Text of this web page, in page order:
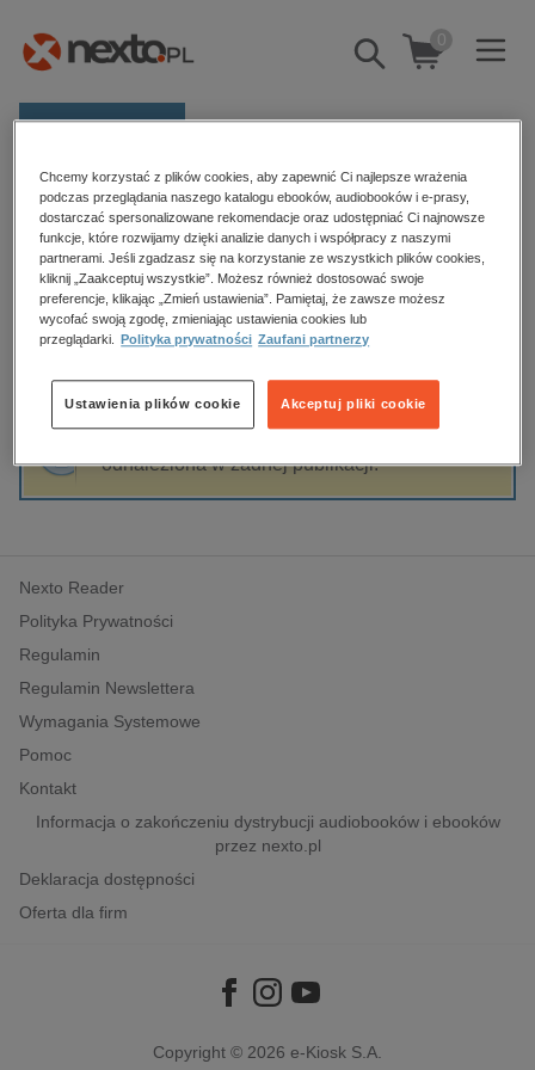
Pokaż/schowaj
wyszukiwarkę
0
E-prasa
Kategorie
Zobacz wszystkie E-prasa
budownictwo, aranżacja wnętrz
biznesowe, branżowe, gospodarka
edukacja
hobby, sport, rozrywka
komputery, internet, technologie, informatyka
polityka, społeczno-informacyjne
psychologiczne
inne
popularno-naukowe
historia
Strona główna Roman Budzinowski
Roman Budzinowski
Sortowanie Filtrowanie
odnaleziona w żadnej publikacji.
Nexto Reader
Polityka Prywatności
Regulamin
Regulamin Newslettera
Wymagania Systemowe
Pomoc
Kontakt
Informacja o zakończeniu dystrybucji audiobooków i ebooków
przez nexto.pl
Deklaracja dostępności
Oferta dla firm
Copyright © 2026 e-Kiosk S.A.
Chcemy korzystać z plików cookies, aby zapewnić Ci najlepsze wrażenia
podczas przeglądania naszego katalogu ebooków, audiobooków i e-prasy,
dostarczać spersonalizowane rekomendacje oraz udostępniać Ci najnowsze
funkcje, które rozwijamy dzięki analizie danych i współpracy z naszymi
partnerami. Jeśli zgadzasz się na korzystanie ze wszystkich plików cookies,
kliknij „Zaakceptuj wszystkie”. Możesz również dostosować swoje
preferencje, klikając „Zmień ustawienia”. Pamiętaj, że zawsze możesz
wycofać swoją zgodę, zmieniając ustawienia cookies lub
przeglądarki.
Polityka prywatności Zaufani partnerzy
Akceptuj pliki cookie
Ustawienia plików cookie